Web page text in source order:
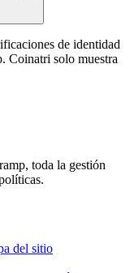
de identidad
Coinatri solo muestra
toda la gestión
del sitio